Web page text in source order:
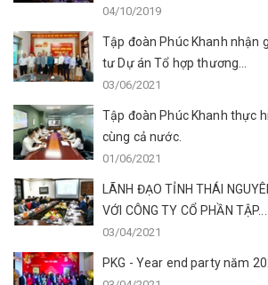
04/10/2019
Tập đoàn Phúc Khanh nhận
tư Dự án Tổ hợp thương...
03/06/2021
Tập đoàn Phúc Khanh thực
cùng cả nước.
01/06/2021
LÃNH ĐẠO TỈNH THÁI
VỚI CÔNG TY CỔ PHẦN TẬP...
03/04/2021
PKG - Year end party năm